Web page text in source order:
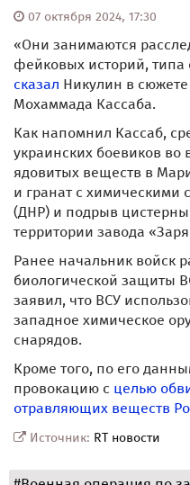
07 октября 2024, 17:30
«Они занимаются
фейковых историй,
сказал Никулин в сюжете
Мохаммада Кассаба.
Как напомнил Кассаб,
украинских боевиков
ядовитых веществ в
и гранат с химическими
(ДНР) и подрыв цистерны
территории завода
Ранее начальник войск
биологической защиты
заявил, что ВСУ
западное химическое
снарядов.
Кроме того, по его
провокацию с целью
отравляющих веществ
Источник: RT новости